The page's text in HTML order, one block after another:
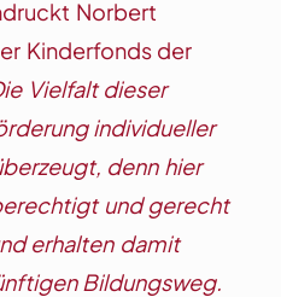
Norbert
Kinderfonds der
Vielfalt dieser
individueller
denn hier
und gerecht
erhalten damit
Bildungsweg.